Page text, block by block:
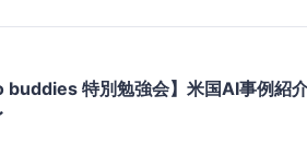
特別勉強会】米国AI事例紹